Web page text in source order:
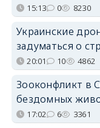
15:13 0 8230
Украинские
задуматься о
20:01 10 4862
Зооконфликт в
бездомных
17:02 6 3361